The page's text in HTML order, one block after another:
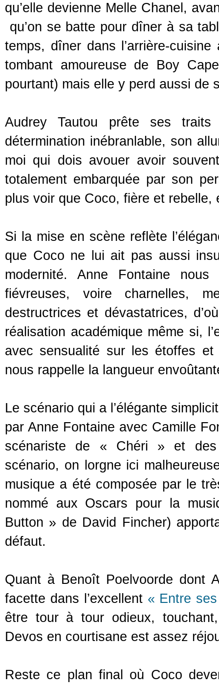
qu’elle devienne Melle Chanel,
qu’on se batte pour dîner à sa
temps, dîner dans l’arrière-
tombant amoureuse de Boy
pourtant) mais elle y perd aussi de
Audrey Tautou prête ses
détermination inébranlable, son
moi qui dois avouer avoir
totalement embarquée par son
plus voir que Coco, fière et
Si la mise en scène reflète
que Coco ne lui ait pas aussi
modernité. Anne Fontaine
fiévreuses, voire charnelles,
destructrices et dévastatrices,
réalisation académique même si,
avec sensualité sur les étoffes
nous rappelle la langueur
Le scénario qui a l’élégante
par Anne Fontaine avec Camille
scénariste de « Chéri » et
scénario, on lorgne ici
musique a été composée par le
nommé aux Oscars pour la
Button » de David Fincher)
défaut.
Quant à Benoît Poelvoorde dont
facette dans l’excellent « Entre
être tour à tour odieux,
Devos en courtisane est assez
Reste ce plan final où Coco